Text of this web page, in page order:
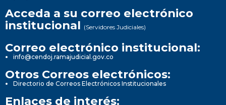
Acceda a su correo electrónico
institucional (Servidores Judiciales)
Correo electrónico institucional:
info@cendoj.ramajudicial.gov.co
Otros Correos electrónicos:
Directorio de Correos Electrónicos Institucionales
Enlaces de interés: